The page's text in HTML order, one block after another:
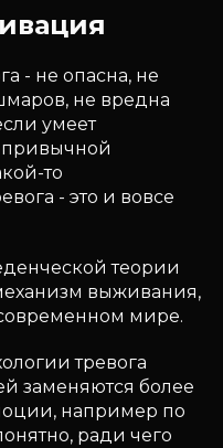
- не опасна, не
не вредна
умеет
привычной
то
- это и вовсе
теории
выживания,
мире.
тревога
заменяются более
например по
ради чего